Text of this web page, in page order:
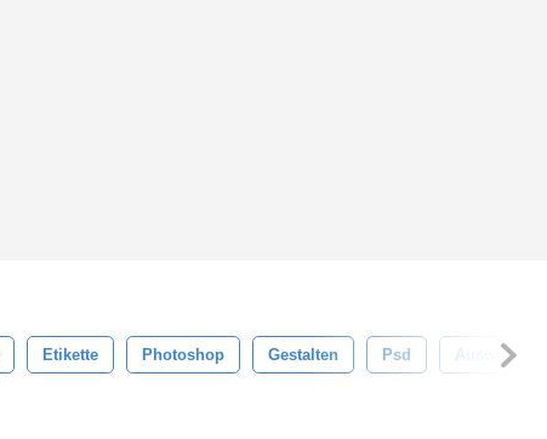
Etikette Photoshop Gestalten Psd